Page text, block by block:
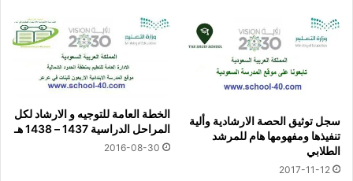
سجل توثيق الحصة الارشادية وألية
تنفيذها ومفهومها هام للمرشد
الطلابي
2017-11-12
الخطة العامة للتوجيه و الارشاد لكل
المراحل الدراسية 1437 – 1438 هـ
2016-08-30